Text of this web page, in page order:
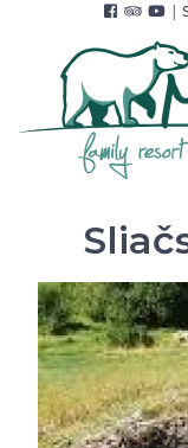
Catering
Price list
Foto &